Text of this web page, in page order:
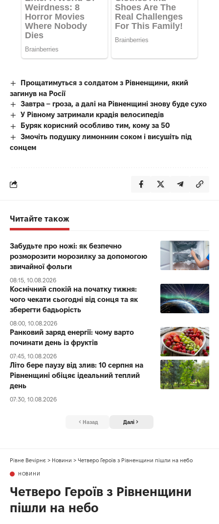
Прощатимуться з солдатом з Рівненщини, який
загинув на Росії
Завтра – гроза, а далі на Рівненщині знову буде сухо
У Рівному затримали крадія велосипедів
Буряк корисний особливо тим, кому за 50
Змочіть подушку лимонним соком і висушіть під
сонцем
Читайте також
Забудьте про ножі: як безпечно
розморозити морозилку за допомогою
звичайної фольги
08:15, 10.08.2026
Космічний спокій на початку тижня:
чого чекати сьогодні від сонця та як
зберегти бадьорість
08:00, 10.08.2026
Ранковий заряд енергії: чому варто
починати день із фруктів
07:45, 10.08.2026
Літо бере паузу від злив: 10 серпня на
Рівненщині обіцяє ідеальний теплий
день
07:30, 10.08.2026
Назад Далі
Рівне Вечірнє > Новини > Четверо Героїв з Рівненщини пішли на небо
НОВИНИ
Четверо Героїв з Рівненщини
пішли на небо